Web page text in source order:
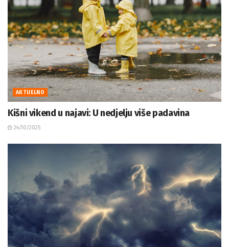
AKTUELNO
Kišni vikend u najavi: U nedjelju više padavina
24/10/2025